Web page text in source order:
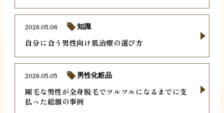
自分に合う男性向け肌治療の選び方
2026.05.06 知識
剛毛な男性が全身脱毛でツルツルになるまでに支
払った総額の事例
2026.05.05 男性化粧品